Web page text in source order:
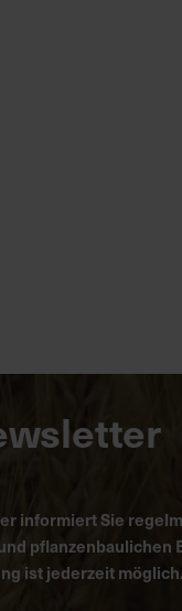
informiert Sie
pflanzenbaulichen
ist jederzeit möglich.